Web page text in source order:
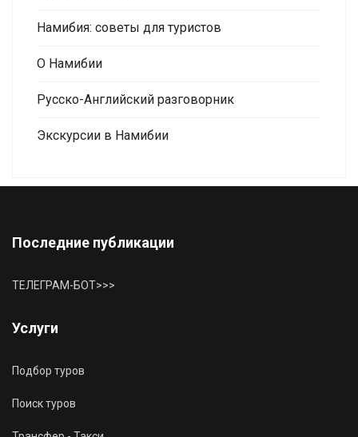
Намибия: советы для туристов
О Намибии
Русско-Английский разговорник
Экскурсии в Намибии
Последние публикации
ТЕЛЕГРАМ-БОТ>>>
Услуги
Подбор туров
Поиск туров